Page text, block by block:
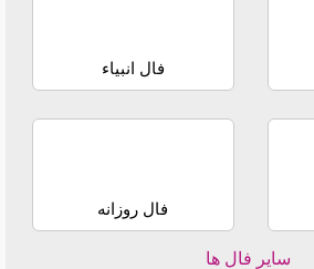
فال انبیاء
فال روزانه
سایر فال ها